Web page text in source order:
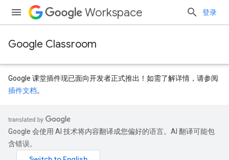
Workspace 登录
Google Classroom
Google 课堂插件现已面向开发者正式推出！如需了解详情，请参阅
插件文档。
Google 会使用 AI 技术将内容翻译成您偏好的语言。AI 翻译可能包
含错误。